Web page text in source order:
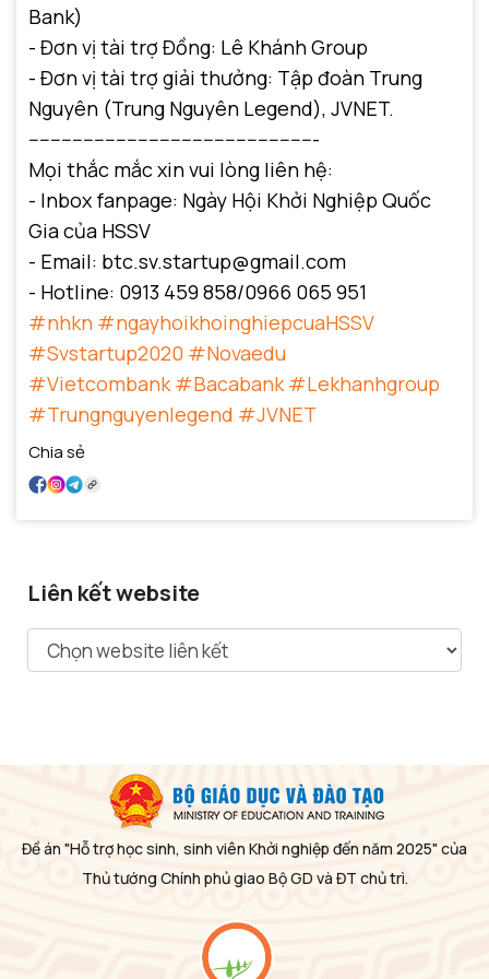
Bank)
- Đơn vị tài trợ Đồng: Lê Khánh Group
- Đơn vị tài trợ giải thưởng: Tập đoàn Trung
Nguyên (Trung Nguyên Legend), JVNET.
-----------------------------------------------------
Mọi thắc mắc xin vui lòng liên hệ:
- Inbox fanpage: Ngày Hội Khởi Nghiệp Quốc
Gia của HSSV
- Email: btc.sv.startup@gmail.com
- Hotline: 0913 459 858/0966 065 951
#nhkn #ngayhoikhoinghiepcuaHSSV
#Svstartup2020 #Novaedu
#Vietcombank #Bacabank #Lekhanhgroup
#Trungnguyenlegend #JVNET
Chia sẻ
Liên kết website
Đề án "Hỗ trợ học sinh, sinh viên Khởi nghiệp đến năm 2025" của
Thủ tướng Chính phủ giao Bộ GD và ĐT chủ trì.